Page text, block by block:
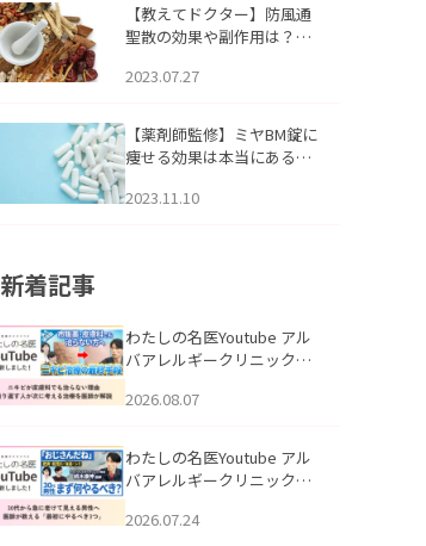
【教えてドクター】防風通
聖散の効果や副作用は？長
2023.07.27
【薬剤師監修】ミヤBM錠に
痩せる効果は本当にある
2023.11.10
新着記事
わたしの名医Youtube アル
バアレルギークリニック札
らない理由｜繰り返す人が
説」を公開いたしました。
2026.08.07
わたしの名医Youtube アル
バアレルギークリニック札
える男性へ｜医師が教える
2026.07.24